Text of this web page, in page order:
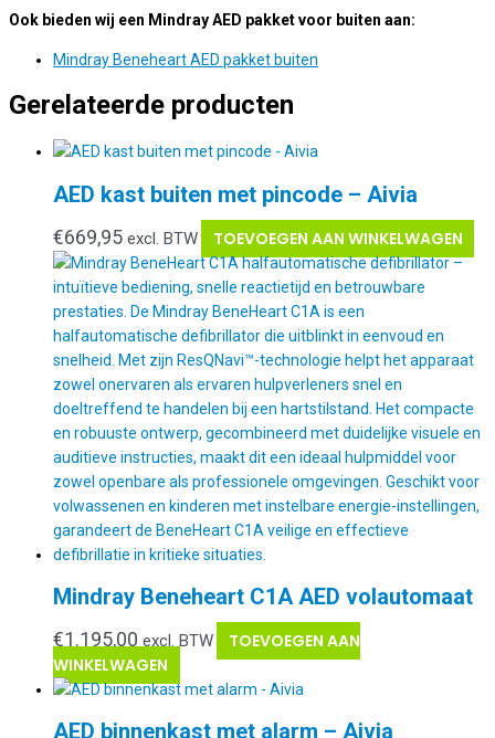
Ook bieden wij een Mindray AED pakket voor buiten aan:
Mindray Beneheart AED pakket buiten
Gerelateerde producten
AED kast buiten met pincode – Aivia
€669,95 excl. BTW TOEVOEGEN AAN WINKELWAGEN
Mindray Beneheart C1A AED volautomaat
€1.195,00 excl. BTW
TOEVOEGEN AAN
WINKELWAGEN
AED binnenkast met alarm – Aivia